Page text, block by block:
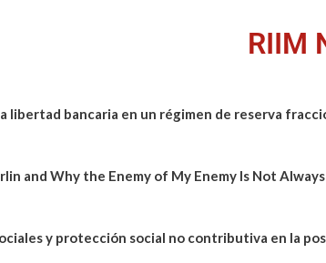
RIIM
libertad bancaria en un régimen de reserva
and Why the Enemy of My Enemy Is Not
y protección social no contributiva en la